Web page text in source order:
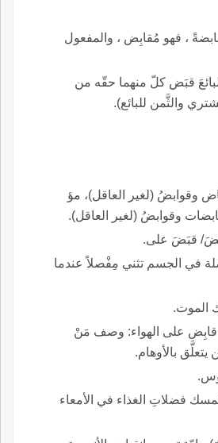
، فهو مُقابِض ، والمفعول
قبَض كلّ منهما حقّه من
والثَّمن للبائع).
وقوابضُ (لغير العاقل)، مؤ
وقوابضُ (لغير العاقل).
قبَضَ على.
في الجسم تثني مِفْصلاً عندما
الموت.
قابِض على الهواء: وصف مَنْ
يتعلَّق بالأوهام.
فضلاتِ الغذاء في الأمعاء